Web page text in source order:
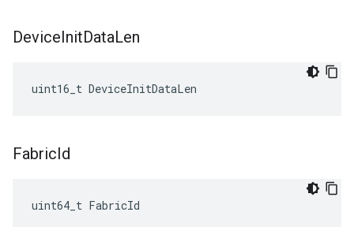
DeviceInitDataLen
uint16_t DeviceInitDataLen
FabricId
uint64_t FabricId